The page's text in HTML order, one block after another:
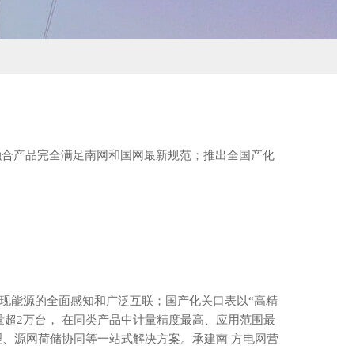
产品完全满足南网和国网最新规范；推出全国产化
能源的全面感知和广泛互联；国产化关口表以“高精
2万台， 在同类产品中计量精度最高、应用范围最
源网荷储协同等一站式解决方案。承建南 方电网营